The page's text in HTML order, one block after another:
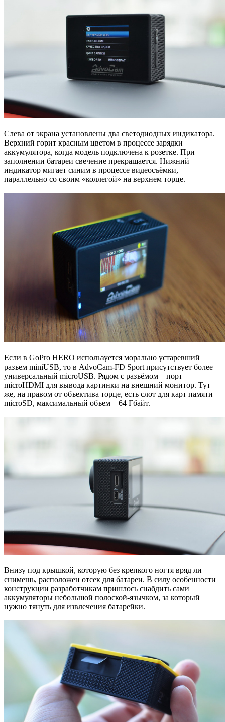
Слева от экрана установлены два светодиодных индикатора.
Верхний горит красным цветом в процессе зарядки
аккумулятора, когда модель подключена к розетке. При
заполнении батареи свечение прекращается. Нижний
индикатор мигает синим в процессе видеосъёмки,
параллельно со своим «коллегой» на верхнем торце.
Если в GoPro HERO используется морально устаревший
разъем miniUSB, то в AdvoCam-FD Sport присутствует более
универсальный microUSB. Рядом с разъёмом – порт
microHDMI для вывода картинки на внешний монитор. Тут
же, на правом от объектива торце, есть слот для карт памяти
microSD, максимальный объем – 64 Гбайт.
Внизу под крышкой, которую без крепкого ногтя вряд ли
снимешь, расположен отсек для батареи. В силу особенности
конструкции разработчикам пришлось снабдить сами
аккумуляторы небольшой полоской-язычком, за который
нужно тянуть для извлечения батарейки.